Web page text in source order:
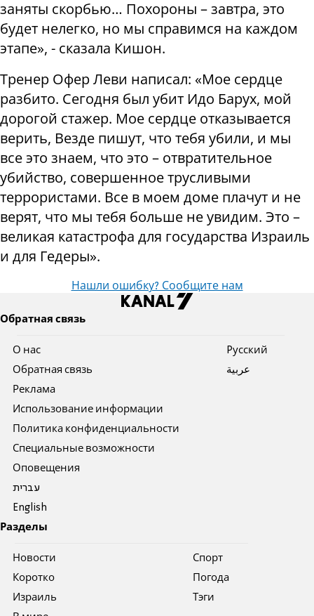
заняты скорбью… Похороны – завтра, это
будет нелегко, но мы справимся на каждом
этапе», - сказала Кишон.
Тренер Офер Леви написал: «Мое сердце
разбито. Сегодня был убит Идо Барух, мой
дорогой стажер. Мое сердце отказывается
верить, Везде пишут, что тебя убили, и мы
все это знаем, что это – отвратительное
убийство, совершенное трусливыми
террористами. Все в моем доме плачут и не
верят, что мы тебя больше не увидим. Это –
великая катастрофа для государства Израиль
и для Гедеры».
Нашли ошибку? Сообщите нам
Обратная связь
О нас
Обратная связь
Реклама
Использование информации
Политика конфиденциальности
Специальные возможности
Оповещения
עברית
English
Pусский
عربية
Разделы
Новости
Коротко
Израиль
Спорт
Погода
Тэги